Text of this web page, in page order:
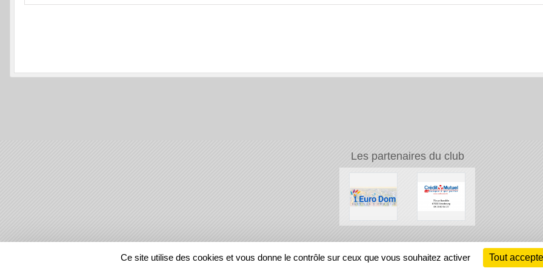
Les partenaires du club
REGIONS
Ce site utilise des cookies et vous donne le contrôle sur ceux que vous souhaitez activer Tout